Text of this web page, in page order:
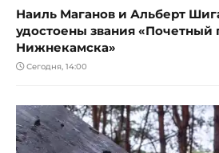
Наиль Маганов и Альберт
удостоены звания «Почетный
Нижнекамска»
Сегодня, 14:00